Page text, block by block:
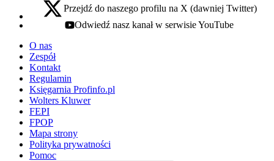
x - otwiera się w nowej karcie
Przejdź do naszego profilu na X (dawniej Twitter)
youtube - otwiera się w nowej karcie
Odwiedź nasz kanał w serwisie YouTube
O nas
Zespół
Kontakt
Regulamin
Księgarnia Profinfo.pl
Wolters Kluwer
FEPI
FPOP
Mapa strony
Polityka prywatności
Pomoc